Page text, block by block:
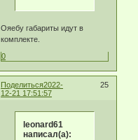
Ояебу габариты идут в
комплекте.
0
Поделиться 25
2022-
12-21 17:51:57
leonard61
написал(а):